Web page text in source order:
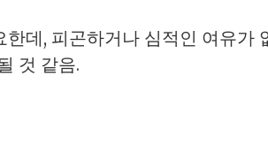
데, 피곤하거나 심적인 여유가
것 같음.